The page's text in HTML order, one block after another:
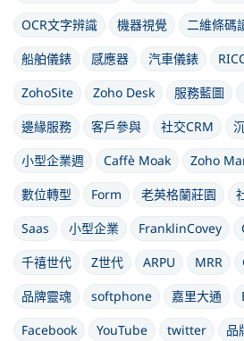
OCR文字辨識
機器視覺 二維條碼
船舶儀錶
感應器 汽車儀錶
ZohoSite
Zoho Desk 服務藍圖
邊緣服務
客戶參與 社交CRM
小型企業週
Caffè Moak
Zoho
數位轉型
Form 老英格蘭莊園
Saas
小型企業 FranklinCovey
千禧世代
Z世代 ARPU MRR
品牌靈魂
softphone 嘉里大通
Facebook
YouTube twitter 品